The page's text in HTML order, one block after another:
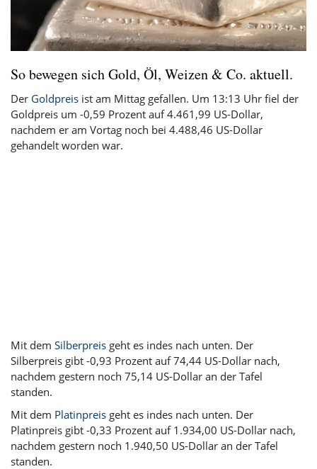
So bewegen sich Gold, Öl, Weizen & Co. aktuell.
Der Goldpreis ist am Mittag gefallen. Um 13:13 Uhr fiel der
Goldpreis um -0,59 Prozent auf 4.461,99 US-Dollar,
nachdem er am Vortag noch bei 4.488,46 US-Dollar
gehandelt worden war.
Mit dem Silberpreis geht es indes nach unten. Der
Silberpreis gibt -0,93 Prozent auf 74,44 US-Dollar nach,
nachdem gestern noch 75,14 US-Dollar an der Tafel
standen.
Mit dem Platinpreis geht es indes nach unten. Der
Platinpreis gibt -0,33 Prozent auf 1.934,00 US-Dollar nach,
nachdem gestern noch 1.940,50 US-Dollar an der Tafel
standen.